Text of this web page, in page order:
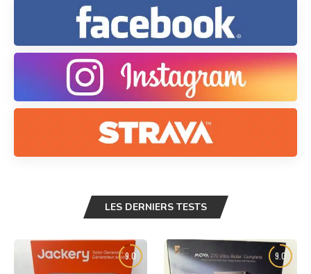
LES DERNIERS TESTS
9.0 9.0